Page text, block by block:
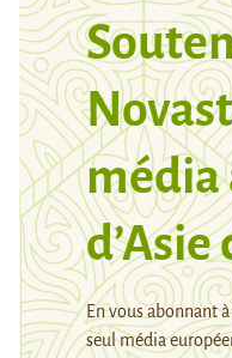
média
En vous abonnant
seul média